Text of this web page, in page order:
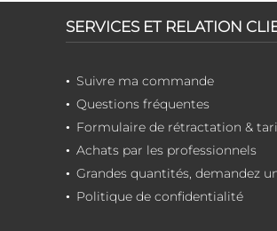
SERVICES ET RELATION
Suivre ma commande
Questions fréquentes
Formulaire de rétractation &
Achats par les professionnels
Grandes quantités, demandez
Politique de confidentialité